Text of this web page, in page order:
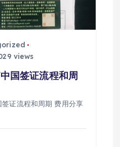
views
国签证流程和周
证流程和周期 费用分享